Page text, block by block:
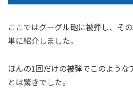
ここではグーグル砲に被弾し、そ
単に紹介しました。
ほんの1回だけの被弾でこのような
とは驚きでした。